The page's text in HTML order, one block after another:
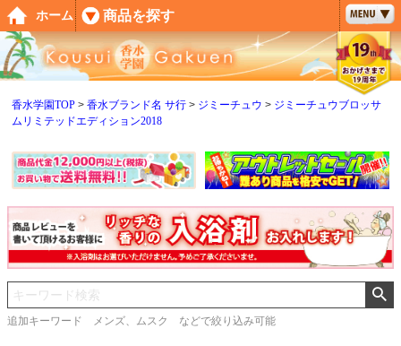
香水学園TOP 香水ブランド名 サ行 ジミーチュウ
ジミーチュウブロッサ
ムリミテッドエディション2018
追加キーワード メンズ、ムスク などで絞り込み可能
ペー
ジト
ップ
へ
ホーム 商品を探す